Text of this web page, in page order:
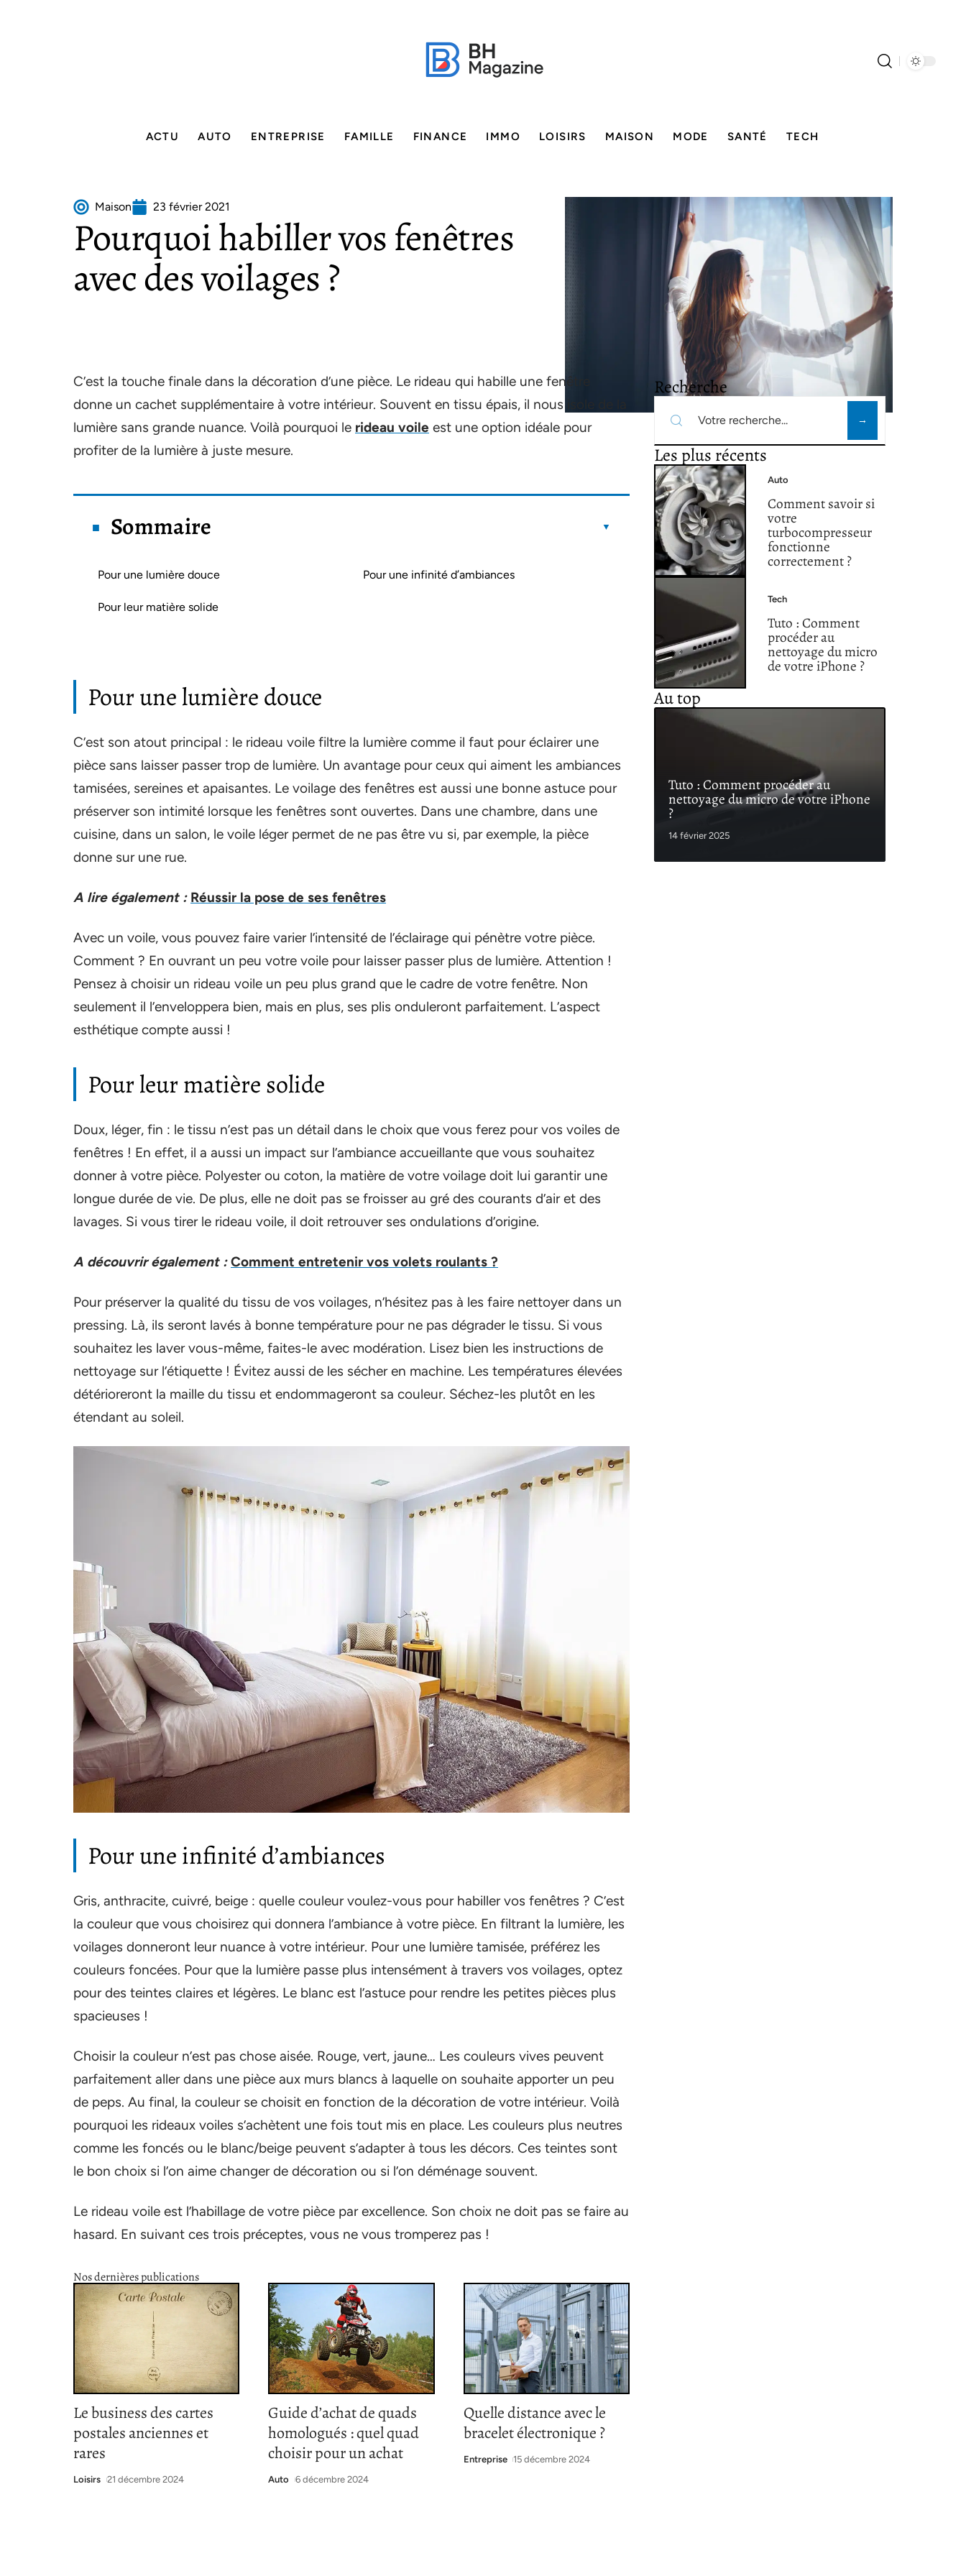
ACTU AUTO ENTREPRISE FAMILLE FINANCE IMMO LOISIRS MAISON MODE SANTÉ TECH
Maison 23 février 2021
Pourquoi habiller vos fenêtres
avec des voilages ?
C’est la touche finale dans la décoration d’une pièce. Le rideau qui habille une fenêtre
donne un cachet supplémentaire à votre intérieur. Souvent en tissu épais, il nous isole de la
lumière sans grande nuance. Voilà pourquoi le rideau voile est une option idéale pour
profiter de la lumière à juste mesure.
Sommaire
Pour une lumière douce
Pour leur matière solide
Pour une infinité d’ambiances
Pour une lumière douce
C’est son atout principal : le rideau voile filtre la lumière comme il faut pour éclairer une
pièce sans laisser passer trop de lumière. Un avantage pour ceux qui aiment les ambiances
tamisées, sereines et apaisantes. Le voilage des fenêtres est aussi une bonne astuce pour
préserver son intimité lorsque les fenêtres sont ouvertes. Dans une chambre, dans une
cuisine, dans un salon, le voile léger permet de ne pas être vu si, par exemple, la pièce
donne sur une rue.
A lire également : Réussir la pose de ses fenêtres
Avec un voile, vous pouvez faire varier l’intensité de l’éclairage qui pénètre votre pièce.
Comment ? En ouvrant un peu votre voile pour laisser passer plus de lumière. Attention !
Pensez à choisir un rideau voile un peu plus grand que le cadre de votre fenêtre. Non
seulement il l’enveloppera bien, mais en plus, ses plis onduleront parfaitement. L’aspect
esthétique compte aussi !
Pour leur matière solide
Doux, léger, fin : le tissu n’est pas un détail dans le choix que vous ferez pour vos voiles de
fenêtres ! En effet, il a aussi un impact sur l’ambiance accueillante que vous souhaitez
donner à votre pièce. Polyester ou coton, la matière de votre voilage doit lui garantir une
longue durée de vie. De plus, elle ne doit pas se froisser au gré des courants d’air et des
lavages. Si vous tirer le rideau voile, il doit retrouver ses ondulations d’origine.
A découvrir également : Comment entretenir vos volets roulants ?
Pour préserver la qualité du tissu de vos voilages, n’hésitez pas à les faire nettoyer dans un
pressing. Là, ils seront lavés à bonne température pour ne pas dégrader le tissu. Si vous
souhaitez les laver vous-même, faites-le avec modération. Lisez bien les instructions de
nettoyage sur l’étiquette ! Évitez aussi de les sécher en machine. Les températures élevées
détérioreront la maille du tissu et endommageront sa couleur. Séchez-les plutôt en les
étendant au soleil.
Pour une infinité d’ambiances
Gris, anthracite, cuivré, beige : quelle couleur voulez-vous pour habiller vos fenêtres ? C’est
la couleur que vous choisirez qui donnera l’ambiance à votre pièce. En filtrant la lumière, les
voilages donneront leur nuance à votre intérieur. Pour une lumière tamisée, préférez les
couleurs foncées. Pour que la lumière passe plus intensément à travers vos voilages, optez
pour des teintes claires et légères. Le blanc est l’astuce pour rendre les petites pièces plus
spacieuses !
Choisir la couleur n’est pas chose aisée. Rouge, vert, jaune… Les couleurs vives peuvent
parfaitement aller dans une pièce aux murs blancs à laquelle on souhaite apporter un peu
de peps. Au final, la couleur se choisit en fonction de la décoration de votre intérieur. Voilà
pourquoi les rideaux voiles s’achètent une fois tout mis en place. Les couleurs plus neutres
comme les foncés ou le blanc/beige peuvent s’adapter à tous les décors. Ces teintes sont
le bon choix si l’on aime changer de décoration ou si l’on déménage souvent.
Le rideau voile est l’habillage de votre pièce par excellence. Son choix ne doit pas se faire au
hasard. En suivant ces trois préceptes, vous ne vous tromperez pas !
Nos dernières publications
Le business des cartes
postales anciennes et
rares
Loisirs 21 décembre 2024
Guide d’achat de quads
homologués : quel quad
choisir pour un achat
Auto 6 décembre 2024
Quelle distance avec le
bracelet électronique ?
Entreprise 15 décembre 2024
Recherche
Les plus récents
Auto
Comment savoir si
votre
turbocompresseur
fonctionne
correctement ?
Tech
Tuto : Comment
procéder au
nettoyage du micro
de votre iPhone ?
Au top
Tuto : Comment procéder au
nettoyage du micro de votre iPhone
?
14 février 2025